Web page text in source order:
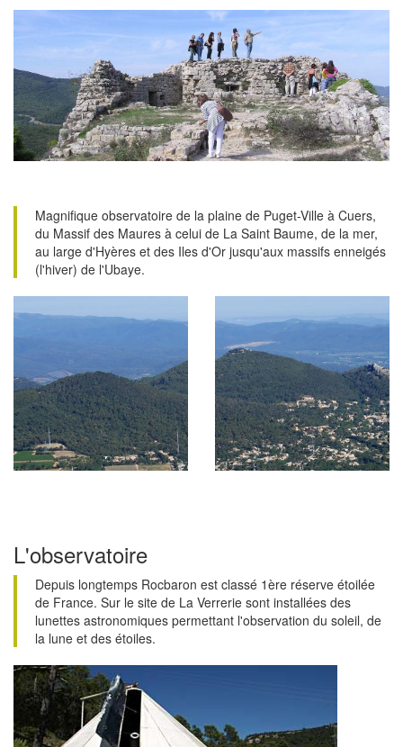
Magnifique observatoire de la plaine de Puget-Ville à Cuers,
du Massif des Maures à celui de La Saint Baume, de la mer,
au large d'Hyères et des Iles d'Or jusqu'aux massifs enneigés
(l'hiver) de l'Ubaye.
L'observatoire
Depuis longtemps Rocbaron est classé 1ère réserve étoilée
de France. Sur le site de La Verrerie sont installées des
lunettes astronomiques permettant l'observation du soleil, de
la lune et des étoiles.